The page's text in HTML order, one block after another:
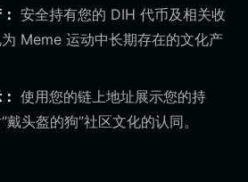
安全持有您的 DIH 代币及相关收
Meme 运动中长期存在的文化产
使用您的链上地址展示您的持
戴头盔的狗”社区文化的认同。